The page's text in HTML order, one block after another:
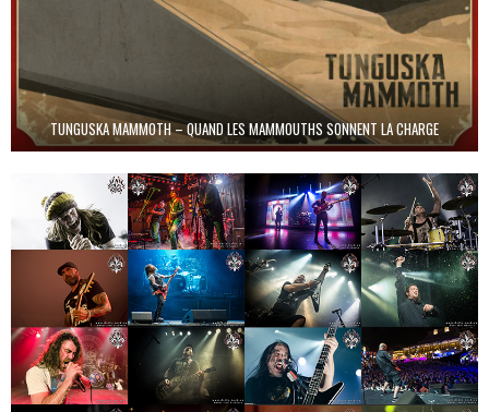
TUNGUSKA MAMMOTH – QUAND LES MAMMOUTHS SONNENT LA CHARGE